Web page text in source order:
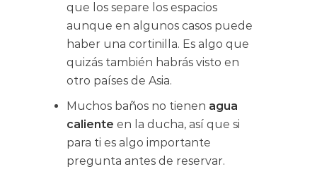
que los separe los espacios
aunque en algunos casos puede
haber una cortinilla. Es algo que
quizás también habrás visto en
otro países de Asia.
Muchos baños no tienen agua
caliente en la ducha, así que si
para ti es algo importante
pregunta antes de reservar.